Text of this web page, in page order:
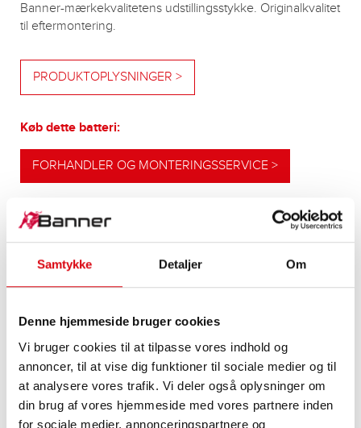
Samtykke Detaljer Om
Denne hjemmeside bruger cookies
Vi bruger cookies til at tilpasse vores indhold og
annoncer, til at vise dig funktioner til sociale medier og til
at analysere vores trafik. Vi deler også oplysninger om
din brug af vores hjemmeside med vores partnere inden
for sociale medier, annonceringspartnere og
Banner-mærkekvalitetens udstillingsstykke. Originalkvalitet
til eftermontering.
PRODUKTOPLYSNINGER >
Køb dette batteri:
FORHANDLER OG MONTERINGSSERVICE >
YDELSESSTÆRKT
ALTERNATIV
Vores anbefaling til køretøjer med højere
energibehov eller højere koldstartskrav
VORES OPGRADERINGSANBEFALINGER